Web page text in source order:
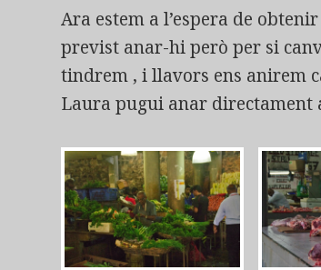
Ara estem a l’espera de
previst anar-hi però per si
tindrem , i llavors ens anirem
Laura pugui anar directament